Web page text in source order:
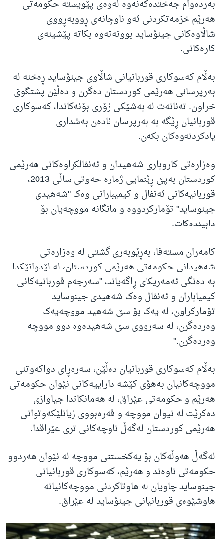
بەردەوام جەختدەکەنەوە لەوەی پێویستە حکومەتی
هەرێم خزمەتکردنی ئەو ناوچانەی ڕووبەڕووی
شاڵاوەکانی جینۆساید بوونەتەوە بکاتە پێشینەی
کارەکانی.
بەڵام کەسوکاری قوربانیانی شاڵاوی جینۆساید ڕەخنە لە
بەرپرسانی هەرێمی کوردستان دەگرن و دەڵێن پشتگوێ
خراون. تەنانەت لە بەشێکی زۆری بۆنەکاندا، کەسوکاری
قوربانیان ڕێگە بە بەرپرسان نادەن بەشداری
یادکردنەوەکان بکەن.
وەزارەتی کاروباری شەهیدان و ئەنفالکراوەکانی هەرێمی
کوردستان بەپێ ڕێنمایی ژمارە حەوتی ساڵی 2013،
قوربانیەکانی ئەنفال و کیمیبارانی وەک "شەهیدی
جینوساید" تۆمارکردووە و مانگانە مووچەیان بۆ
دابیندەکات.
کامەران مستەفا، بەڕێوبەری گشتی لە وەزارەتی
شەهیدانی حکومەتی هەرێمی کوردستان، لە لێدوانێکدا
بە دەنگی ئەمەریکای ڕاگەیاند، "سەرجەم قوربانیەکانی
کیمیاباران و ئەنفال وەک شەهیدی جینوساید
تۆمارکراون، لە یەک بۆ سێ شەهید مووچەیەک
وەردەگرن، لە سەرووی سێ شەهیدەوە دوو مووچە
وەردەگرن."
بەڵام کەسوکاری قوربانیان دەڵێن، سەرەڕای دواکەوتنی
مووچەکانیان بەهۆی کێشە داراییەکانی نێوان حکومەتی
هەرێم و حکومەتی عێراق، لە هەمانکاتدا جیاوازی
دەکرێت لە نیوان مووچە و قەرەبووی زیانلێکەوتوانی
هەرێمی کوردستان لەگەڵ ناوچەکانی تری عێراقدا.
لەگەڵ هەوڵەکان بۆ یەکخستنی مووچە لە نێوان هەردوو
حکومەتی ناوەند و هەرێم، کەسوکاری قوربانیانی
جینوساید چاویان لە هاوتاکردنی مووچەکانیانە
هاوشێوەی قوربانیانی جینۆساید لە عێراق.